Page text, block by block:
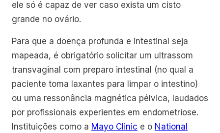
ele só é capaz de ver caso exista um cisto
grande no ovário.
Para que a doença profunda e intestinal seja
mapeada, é obrigatório solicitar um ultrassom
transvaginal com preparo intestinal (no qual a
paciente toma laxantes para limpar o intestino)
ou uma ressonância magnética pélvica, laudados
por profissionais experientes em endometriose.
Instituições como a Mayo Clinic e o National